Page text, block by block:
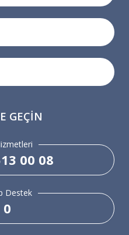
GEÇIN
00 08
Destek
0